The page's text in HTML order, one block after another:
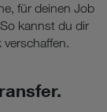
für deinen Job
kannst du dir